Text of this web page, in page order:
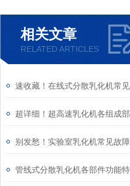
相关文章
RELATED ARTICLES